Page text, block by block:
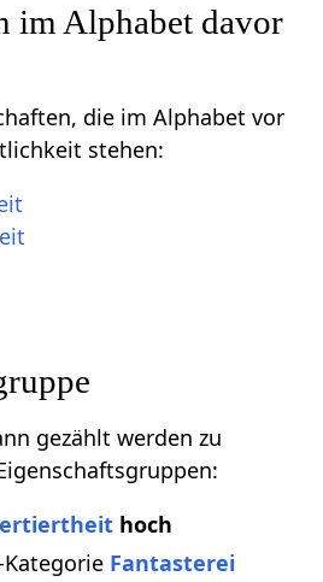
im Alphabet davor
die im Alphabet vor
stehen:
gezählt werden zu
hoch
Fantasterei